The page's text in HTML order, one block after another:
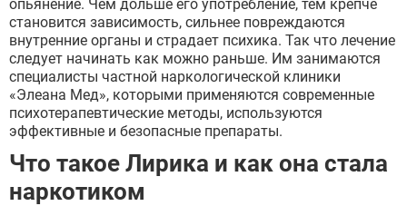
опьянение. Чем дольше его употребление, тем крепче
становится зависимость, сильнее повреждаются
внутренние органы и страдает психика. Так что лечение
следует начинать как можно раньше. Им занимаются
специалисты частной наркологической клиники
«Элеана Мед», которыми применяются современные
психотерапевтические методы, используются
эффективные и безопасные препараты.
Что такое Лирика и как она стала
наркотиком